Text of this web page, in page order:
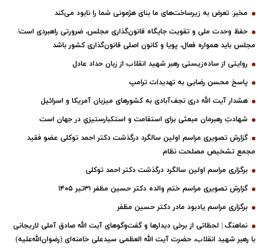
مخبر: تعرض به زیرساخت‌های ما بنای هژمونی شما را نابود می‌کند
حفظ وحدت ملی و تقویت جایگاه قانون‌گذاری مجلس، ضرورتی راهبردی است/
مجلس باید همواره فعال، پویا و کانون اصلی قانون‌گذاری کشور باشد
روایتی از ساده‌زیستی رهبر شهید انقلاب از زبان حداد عادل
پاسخ محسن رضایی به تهدیدات ترامپ
هشدار آیت الله دری نجف‌آبادی به کشورهای میزبان آمریکا و اسرائیل
شهادتِ رهبرمان مبعثی برای استقامت و استکبارستیزیِ در جهان است
گزارش تصویری مراسم اولین سالگرد درگذشت دکتر احمد توکلی عضو فقید
مجمع تشخیص مصلحت نظام
برگزاری مراسم اولین سالگرد درگذشت دکتر احمد توکلی
گزارش تصویری مراسم ختم والده دکتر حسین مظفر ۳۱تیر ۱۴۰۵
برگزاری مراسم یادبود مادر دکتر حسین مظفر
نماهنگ | لحظاتی از برخی دیدارها و گفت‌وگوهای آیت ‌الله صادق آملی لاریجانی
با رهبر شهید انقلاب، حضرت آیت‌ الله العظمی سیدعلی خامنه‌ای (رضوان‌الله‌علیه)